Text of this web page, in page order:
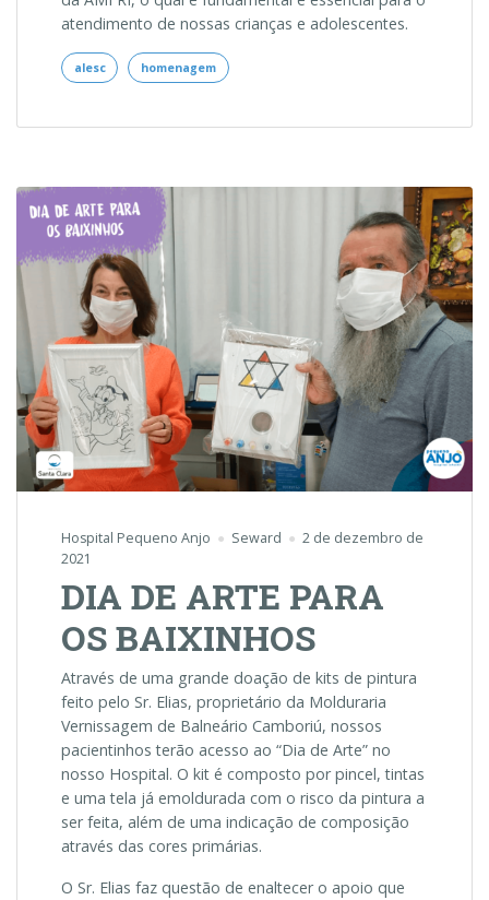
atendimento de nossas crianças e adolescentes.
alesc homenagem
Hospital Pequeno Anjo Seward
2 de dezembro de
2021
DIA DE ARTE PARA
OS BAIXINHOS
Através de uma grande doação de kits de pintura
feito pelo Sr. Elias, proprietário da Molduraria
Vernissagem de Balneário Camboriú, nossos
pacientinhos terão acesso ao “Dia de Arte” no
nosso Hospital. O kit é composto por pincel, tintas
e uma tela já emoldurada com o risco da pintura a
ser feita, além de uma indicação de composição
através das cores primárias.
O Sr. Elias faz questão de enaltecer o apoio que